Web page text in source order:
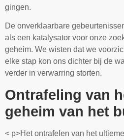
gingen.
De onverklaarbare
als een katalysator voor onze
geheim. We wisten dat we
elke stap kon ons dichter bij de
verder in verwarring storten.
Ontrafeling van
geheim van het
< p>Het ontrafelen van het